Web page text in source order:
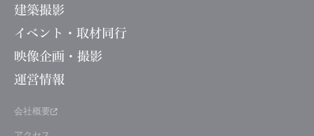
建築撮影
イベント・取材同行
映像企画・撮影
運営情報
会社概要